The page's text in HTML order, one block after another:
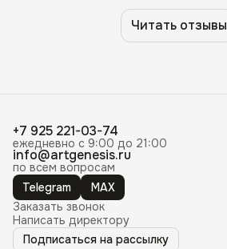
Читать отзывы
+7 925 221-03-74
ежедневно с 9:00 до 21:00
info@artgenesis.ru
по всем вопросам
Telegram
MAX
Заказать звонок
Написать директору
Подписаться на рассылку